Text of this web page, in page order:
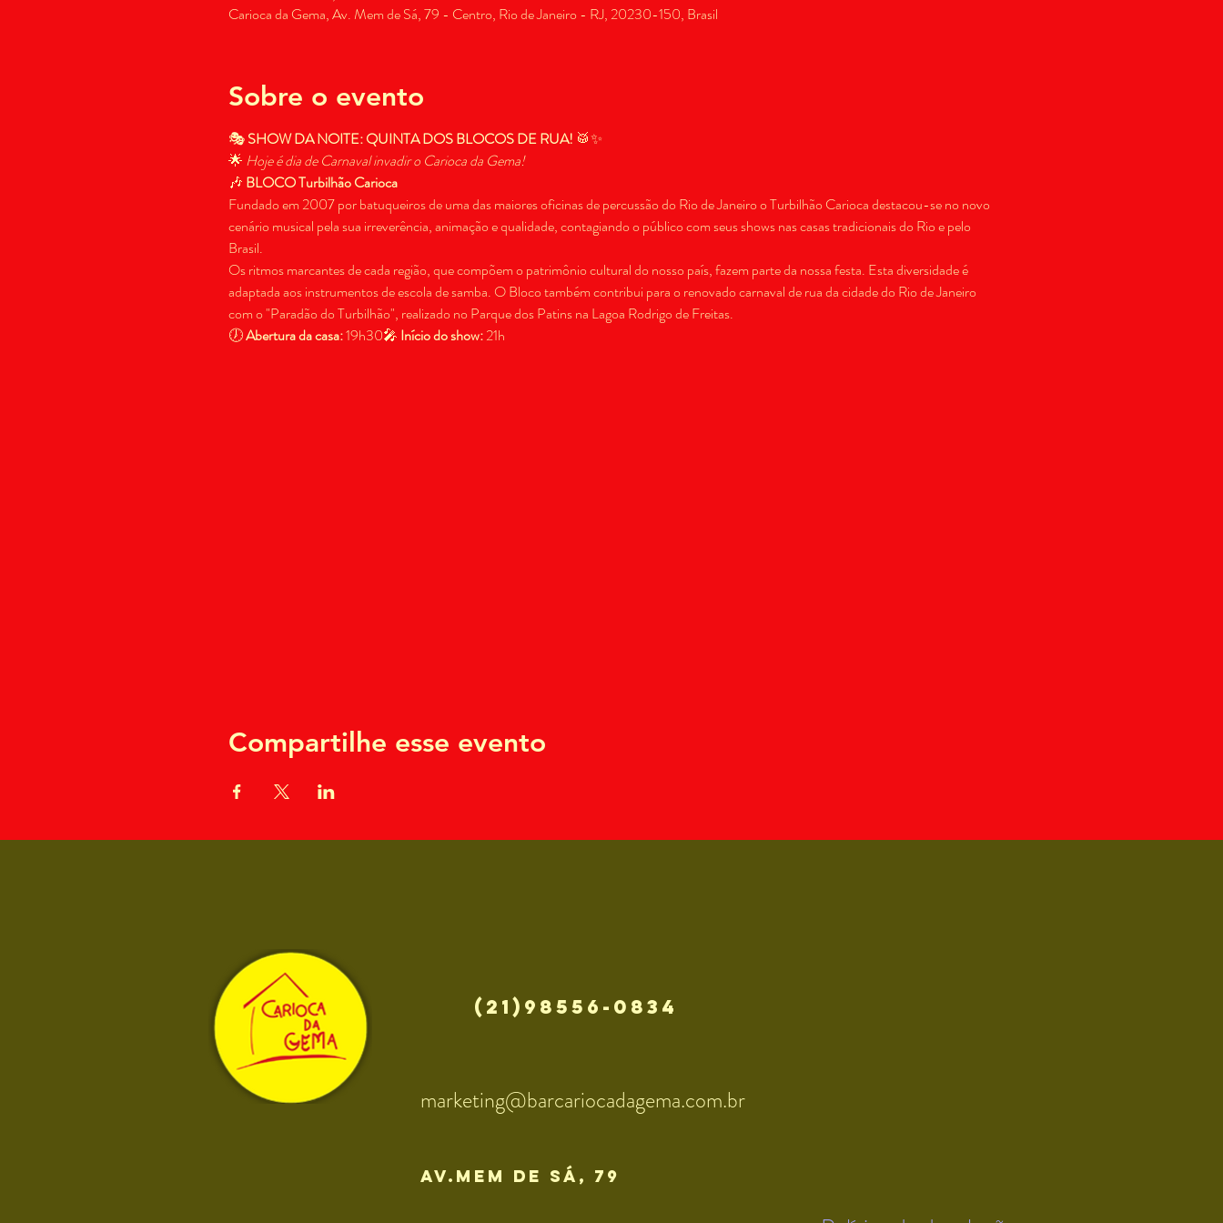
Carioca da Gema, Av. Mem de Sá, 79 - Centro, Rio de Janeiro - RJ, 20230-150, Brasil
Sobre o evento
🎭 SHOW DA NOITE: QUINTA DOS BLOCOS DE RUA! 🥁✨
🌟 Hoje é dia de Carnaval invadir o Carioca da Gema!
🎶 BLOCO Turbilhão Carioca
Fundado em 2007 por batuqueiros de uma das maiores oficinas de percussão do Rio de Janeiro o Turbilhão Carioca destacou-se no novo
cenário musical pela sua irreverência, animação e qualidade, contagiando o público com seus shows nas casas tradicionais do Rio e pelo
Brasil.
Os ritmos marcantes de cada região, que compõem o patrimônio cultural do nosso país, fazem parte da nossa festa. Esta diversidade é
adaptada aos instrumentos de escola de samba. O Bloco também contribui para o renovado carnaval de rua da cidade do Rio de Janeiro
com o "Paradão do Turbilhão", realizado no Parque dos Patins na Lagoa Rodrigo de Freitas.
🕖 Abertura da casa: 19h30🎤 Início do show: 21h
Compartilhe esse evento
(21)98556-0834
marketing@barcariocadagema.com.br
av.mem de sÁ, 79